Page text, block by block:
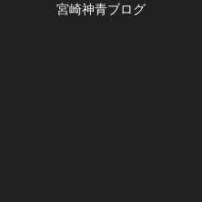
宮崎神青ブログ